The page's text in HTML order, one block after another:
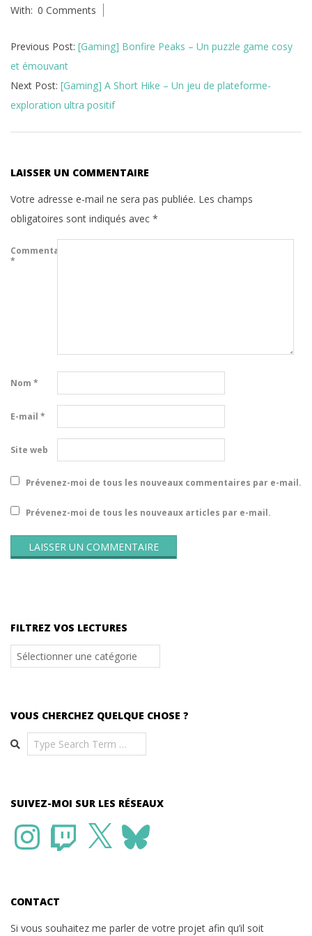
24
With: 0 Comments
Previous Post: [Gaming] Bonfire Peaks – Un puzzle game cosy
et émouvant
Next Post: [Gaming] A Short Hike – Un jeu de plateforme-
exploration ultra positif
LAISSER UN COMMENTAIRE
Votre adresse e-mail ne sera pas publiée. Les champs
obligatoires sont indiqués avec *
Commentaire
*
Nom *
E-mail *
Site web
Prévenez-moi de tous les nouveaux commentaires par e-mail.
Prévenez-moi de tous les nouveaux articles par e-mail.
FILTREZ VOS LECTURES
Filtrez
vos
VOUS CHERCHEZ QUELQUE CHOSE ?
Search
SUIVEZ-MOI SUR LES RÉSEAUX
InstagramTwitch Bluesky
CONTACT
Si vous souhaitez me parler de votre projet afin qu’il soit